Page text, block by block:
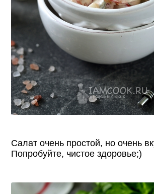
Салат очень простой, но очень
Попробуйте, чистое здоровье;)